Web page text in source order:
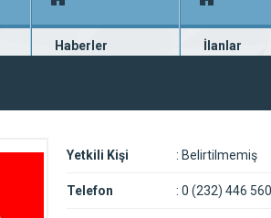
Haberler
En güncel haberler
İlanlar
Güncel seri
Yetkili Kişi : Belirtilmemiş
Telefon : 0 (232) 446